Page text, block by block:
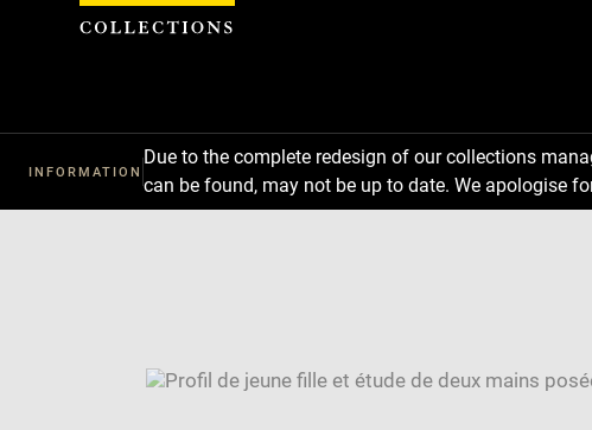
INFORMATION
Due to the complete redesign of our collections
can be found, may not be up to date. We apologise
window
SKIP IMAGE CAROUSEL
Cookies management panel